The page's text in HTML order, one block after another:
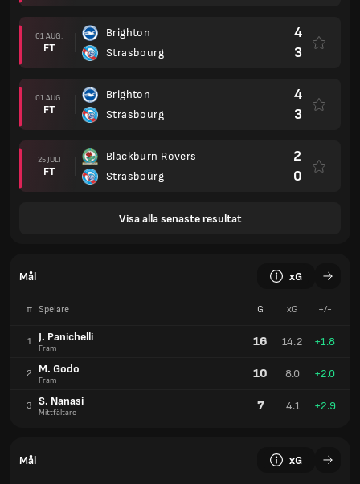
01 AUG.
FT
Brighton
Strasbourg
4
3
01 AUG.
FT
Brighton
Strasbourg
4
3
25 JULI
FT
Blackburn Rovers
Strasbourg
2
0
Visa alla senaste resultat
Mål xG
# Spelare G xG +/-
1 J. Panichelli
Fram 16 14.2 +1.8
2 M. Godo
Fram 10 8.0 +2.0
3 S. Nanasi
Mittfältare 7 4.1 +2.9
Mål xG